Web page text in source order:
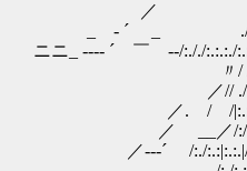
／ ／:.:.:ァ
_ ‐ ´ _ ./:.:.,〃:.:.:／
ニニ_ --‐‐ ´ ￣ ‐‐/:././
〃/ /:.:.:./:.:./
／// ./:.:.:/|:.:.:ｉ:.:ｉ
／. / /
／ __／/:/|:.:.ｉ
／-‐‐´ /:./:.:|:.:.|/